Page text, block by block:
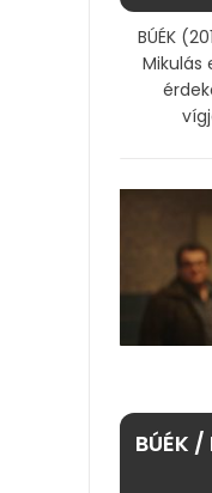
BÚÉK
Mikulás
BÚÉK